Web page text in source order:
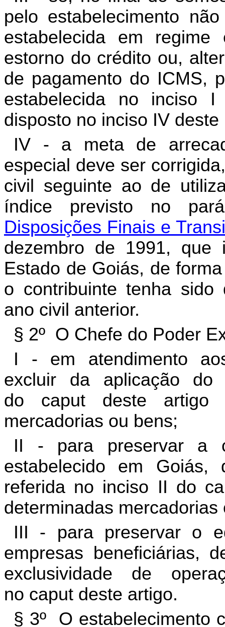
pelo estabelecimento
estabelecida em
estorno do crédito ou,
de pagamento do ICMS,
estabelecida no inciso
disposto no inciso IV
IV - a meta de
especial deve ser
civil seguinte ao de
índice previsto no
Disposições Finais e
dezembro de 1991, que
Estado de Goiás, de
o contribuinte tenha sido
ano civil anterior.
§ 2º O Chefe do Poder
I - em atendimento
excluir da aplicação
do caput deste artigo
mercadorias ou bens;
II - para preservar a
estabelecido em
referida no inciso II do
determinadas mercadorias
III - para preservar o
empresas beneficiárias,
exclusividade de
no caput deste artigo.
§ 3º O estabelecimento